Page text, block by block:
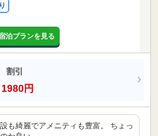
泊プランを見る
割引
1980円
も綺麗でアメニティも豊富。 ちょっ